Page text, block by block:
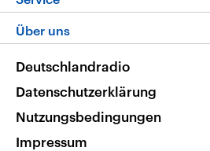
Nachrichtenleicht
Neue Beiträge auf dlf.de
Podcasts
Deutschlandfunk App
Nachrichten App
Frequenzen
FAQ
Veranstaltungen
Musikliste
RSS
Über uns
Deutschlandradio
Datenschutzerklärung
Nutzungsbedingungen
Impressum